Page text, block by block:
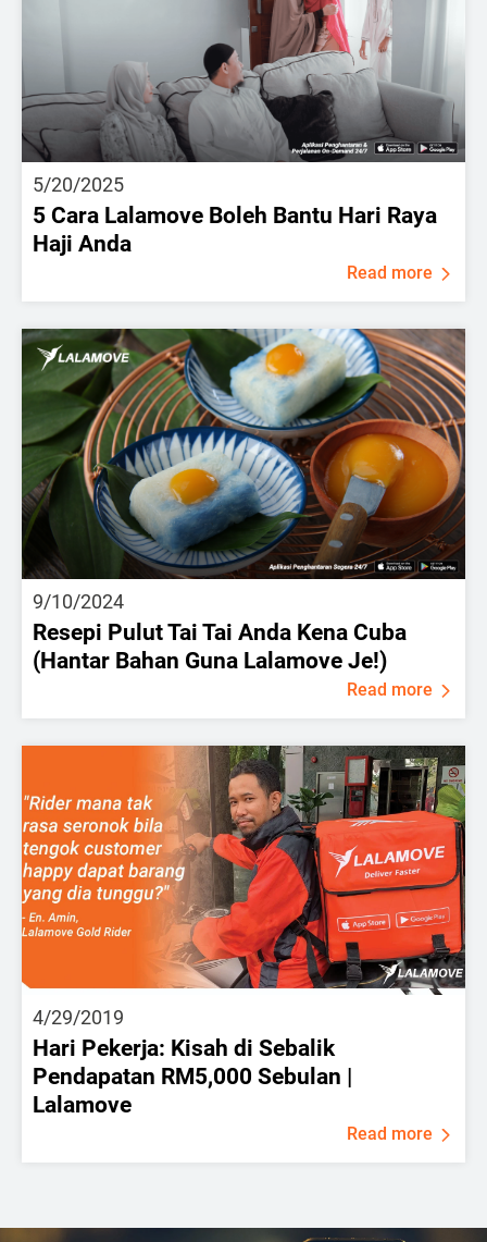
5/20/2025
5 Cara Lalamove Boleh Bantu Hari Raya
Haji Anda
Read more
9/10/2024
Resepi Pulut Tai Tai Anda Kena Cuba
(Hantar Bahan Guna Lalamove Je!)
Read more
4/29/2019
Hari Pekerja: Kisah di Sebalik
Pendapatan RM5,000 Sebulan |
Lalamove
Read more